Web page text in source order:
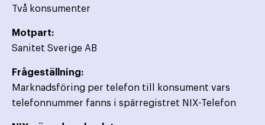
Två konsumenter
Motpart:
Sanitet Sverige AB
Frågeställning:
Marknadsföring per telefon till konsument vars
telefonnummer fanns i spärregistret NIX-Telefon